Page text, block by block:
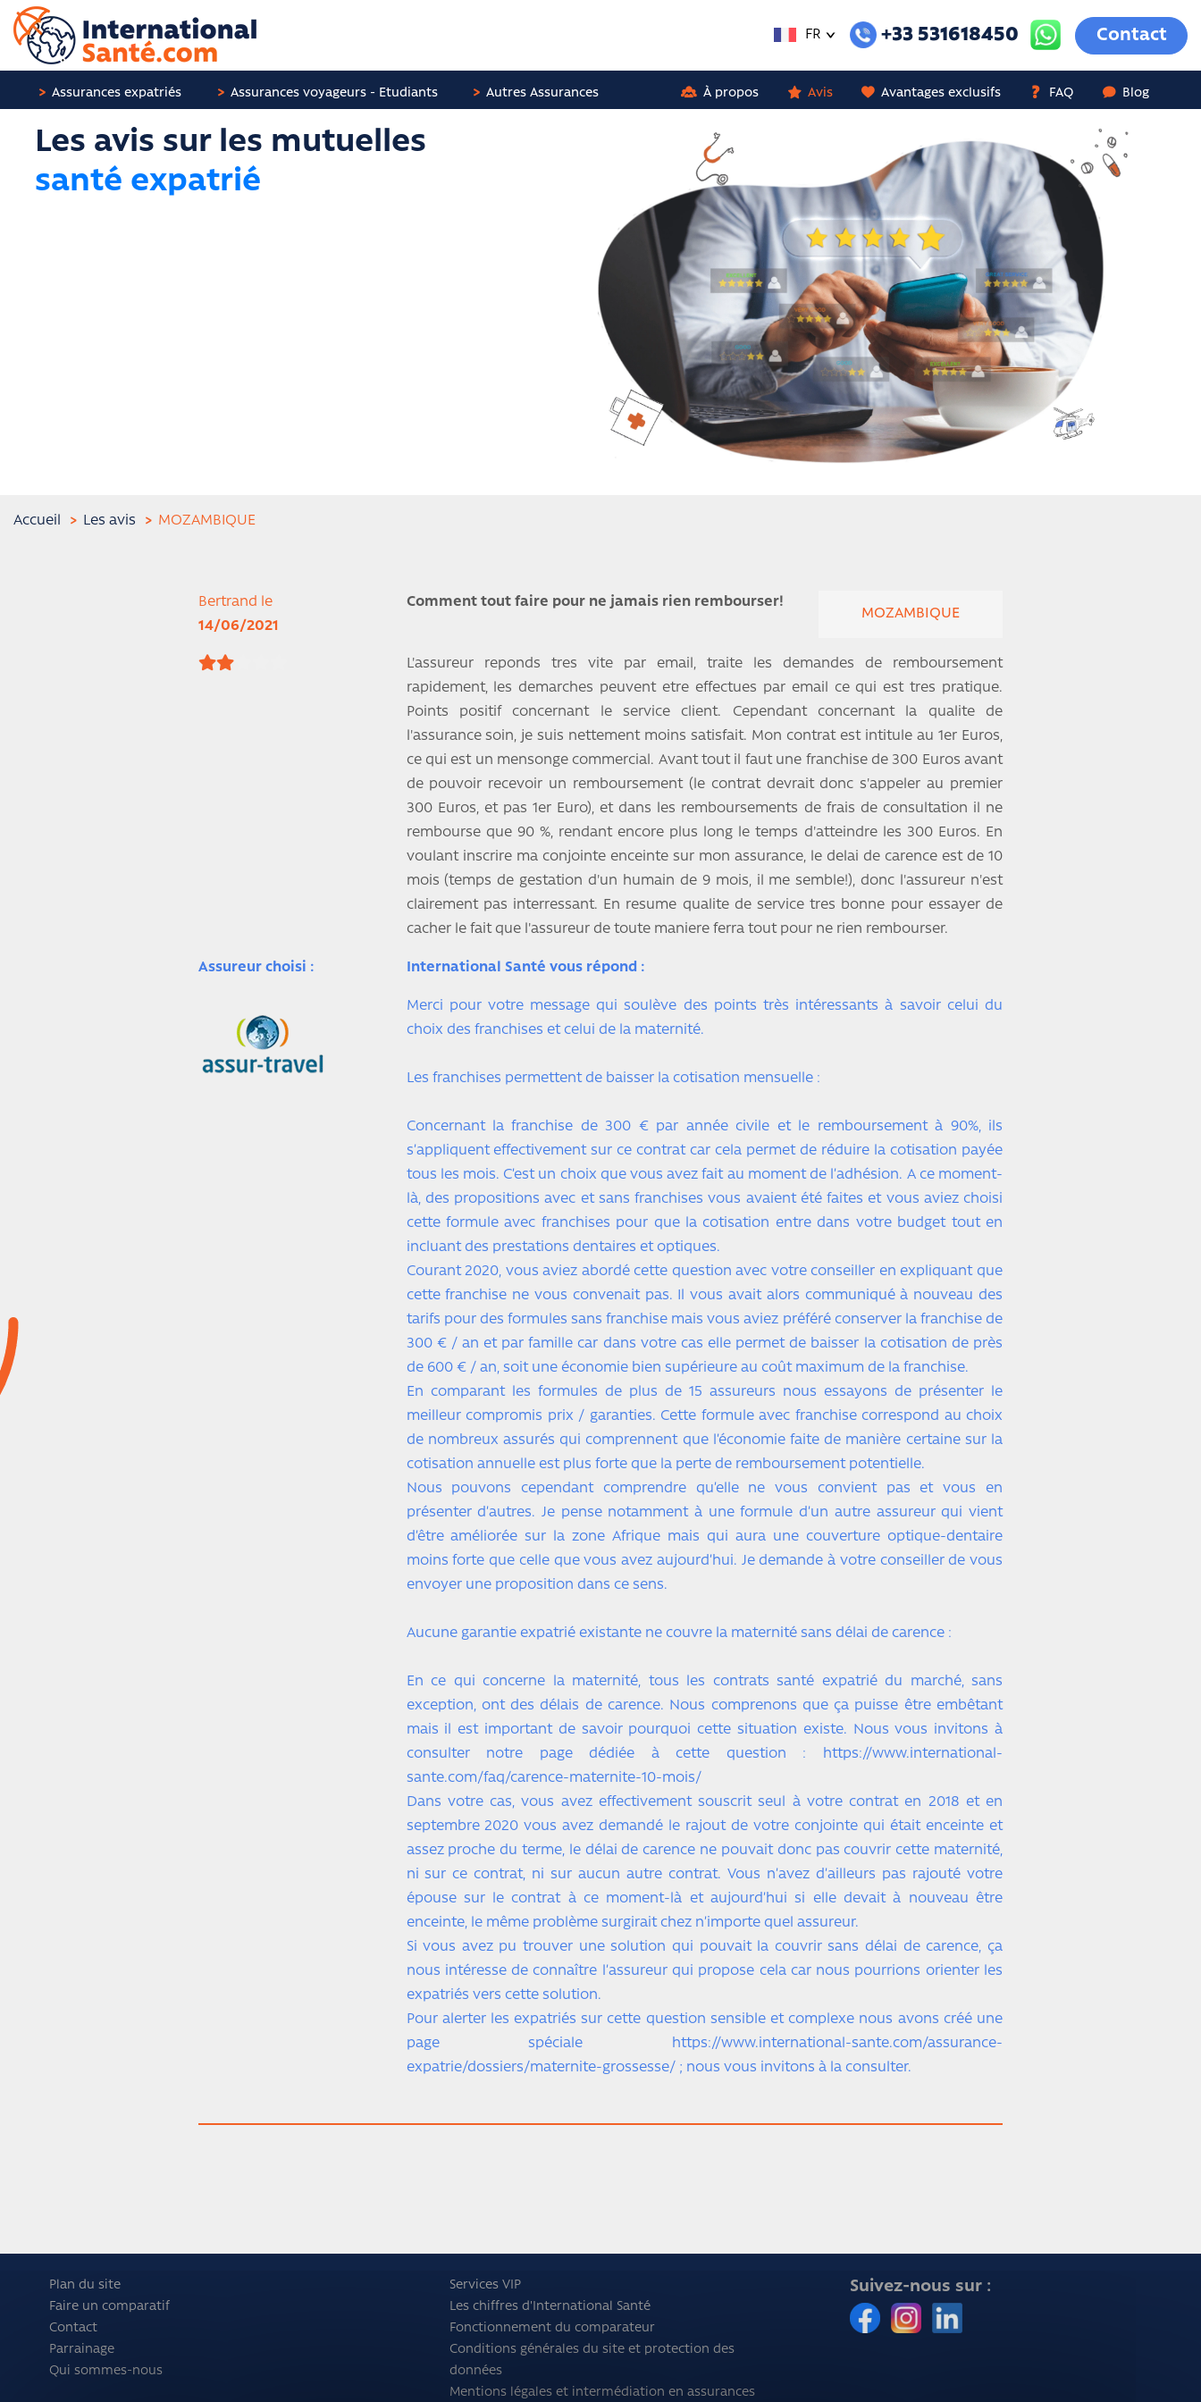
FR +33 531618450 Contact
Assurances expatriés Assurances voyageurs - Etudiants Autres Assurances À propos Avis Avantages exclusifs FAQ Blog
Les avis sur les mutuelles
santé expatrié
Accueil Les avis MOZAMBIQUE
Bertrand le
14/06/2021
Comment tout faire pour ne jamais rien rembourser!
MOZAMBIQUE
L'assureur reponds tres vite par email, traite les demandes de remboursement
rapidement, les demarches peuvent etre effectues par email ce qui est tres pratique.
Points positif concernant le service client. Cependant concernant la qualite de
l'assurance soin, je suis nettement moins satisfait. Mon contrat est intitule au 1er Euros,
ce qui est un mensonge commercial. Avant tout il faut une franchise de 300 Euros avant
de pouvoir recevoir un remboursement (le contrat devrait donc s'appeler au premier
300 Euros, et pas 1er Euro), et dans les remboursements de frais de consultation il ne
rembourse que 90 %, rendant encore plus long le temps d'atteindre les 300 Euros. En
voulant inscrire ma conjointe enceinte sur mon assurance, le delai de carence est de 10
mois (temps de gestation d'un humain de 9 mois, il me semble!), donc l'assureur n'est
clairement pas interressant. En resume qualite de service tres bonne pour essayer de
cacher le fait que l'assureur de toute maniere ferra tout pour ne rien rembourser.
Assureur choisi : International Santé vous répond :
Merci pour votre message qui soulève des points très intéressants à savoir celui du
choix des franchises et celui de la maternité.
Les franchises permettent de baisser la cotisation mensuelle :
Concernant la franchise de 300 € par année civile et le remboursement à 90%, ils
s’appliquent effectivement sur ce contrat car cela permet de réduire la cotisation payée
tous les mois. C’est un choix que vous avez fait au moment de l’adhésion. A ce moment-
là, des propositions avec et sans franchises vous avaient été faites et vous aviez choisi
cette formule avec franchises pour que la cotisation entre dans votre budget tout en
incluant des prestations dentaires et optiques.
Courant 2020, vous aviez abordé cette question avec votre conseiller en expliquant que
cette franchise ne vous convenait pas. Il vous avait alors communiqué à nouveau des
tarifs pour des formules sans franchise mais vous aviez préféré conserver la franchise de
300 € / an et par famille car dans votre cas elle permet de baisser la cotisation de près
de 600 € / an, soit une économie bien supérieure au coût maximum de la franchise.
En comparant les formules de plus de 15 assureurs nous essayons de présenter le
meilleur compromis prix / garanties. Cette formule avec franchise correspond au choix
de nombreux assurés qui comprennent que l’économie faite de manière certaine sur la
cotisation annuelle est plus forte que la perte de remboursement potentielle.
Nous pouvons cependant comprendre qu’elle ne vous convient pas et vous en
présenter d’autres. Je pense notamment à une formule d’un autre assureur qui vient
d’être améliorée sur la zone Afrique mais qui aura une couverture optique-dentaire
moins forte que celle que vous avez aujourd’hui. Je demande à votre conseiller de vous
envoyer une proposition dans ce sens.
Aucune garantie expatrié existante ne couvre la maternité sans délai de carence :
En ce qui concerne la maternité, tous les contrats santé expatrié du marché, sans
exception, ont des délais de carence. Nous comprenons que ça puisse être embêtant
mais il est important de savoir pourquoi cette situation existe. Nous vous invitons à
consulter notre page dédiée à cette question : https://www.international-
sante.com/faq/carence-maternite-10-mois/
Dans votre cas, vous avez effectivement souscrit seul à votre contrat en 2018 et en
septembre 2020 vous avez demandé le rajout de votre conjointe qui était enceinte et
assez proche du terme, le délai de carence ne pouvait donc pas couvrir cette maternité,
ni sur ce contrat, ni sur aucun autre contrat. Vous n’avez d’ailleurs pas rajouté votre
épouse sur le contrat à ce moment-là et aujourd’hui si elle devait à nouveau être
enceinte, le même problème surgirait chez n’importe quel assureur.
Si vous avez pu trouver une solution qui pouvait la couvrir sans délai de carence, ça
nous intéresse de connaître l’assureur qui propose cela car nous pourrions orienter les
expatriés vers cette solution.
Pour alerter les expatriés sur cette question sensible et complexe nous avons créé une
page spéciale https://www.international-sante.com/assurance-
expatrie/dossiers/maternite-grossesse/ ; nous vous invitons à la consulter.
Plan du site
Faire un comparatif
Contact
Parrainage
Qui sommes-nous
Services VIP
Les chiffres d'International Santé
Fonctionnement du comparateur
Conditions générales du site et protection des
données
Mentions légales et intermédiation en assurances
Suivez-nous sur :
Panneau de gestion des cookies